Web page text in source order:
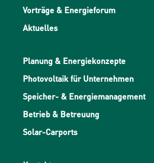
Vorträge & Energieforum
Aktuelles
Planung & Energiekonzepte
Photovoltaik für Unternehmen
Speicher- & Energiemanagement
Betrieb & Betreuung
Solar-Carports